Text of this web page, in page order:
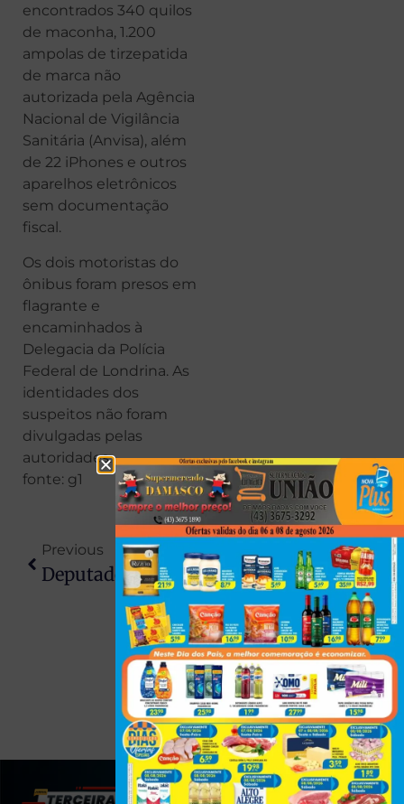
encontrados 340 quilos
de maconha, 1.200
ampolas de tirzepatida
de marca não
autorizada pela Agência
Nacional de Vigilância
Sanitária (Anvisa), além
de 22 iPhones e outros
aparelhos eletrônicos
sem documentação
fiscal.
Os dois motoristas do
ônibus foram presos em
flagrante e
encaminhados à
Delegacia da Polícia
Federal de Londrina. As
identidades dos
suspeitos não foram
divulgadas pelas
autoridades.
fonte: g1
Previous
Deputados Do Paraná Votam A Favor Da Redução Da Maioridade Penal Para 16 Anos; Proposta Avança Na Câmara
Next
Homem É Preso Após Agredir Companheira; Vítima Foi Encontrada Com Lesões Em Porecatu
(43) 991545950